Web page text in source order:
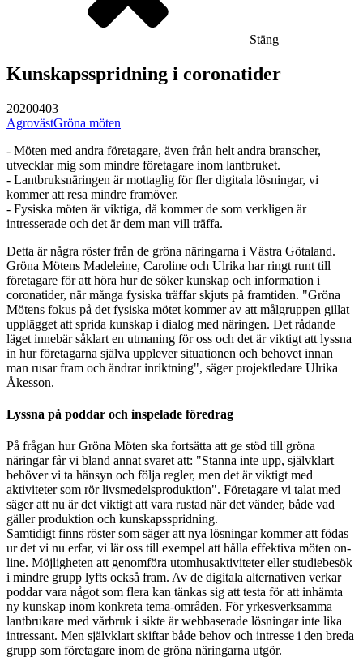
Stäng
Kunskapsspridning i coronatider
20200403
AgrovästGröna möten
- Möten med andra företagare, även från helt andra branscher,
utvecklar mig som mindre företagare inom lantbruket.
- Lantbruksnäringen är mottaglig för fler digitala lösningar, vi
kommer att resa mindre framöver.
- Fysiska möten är viktiga, då kommer de som verkligen är
intresserade och det är dem man vill träffa.
Detta är några röster från de gröna näringarna i Västra Götaland.
Gröna Mötens Madeleine, Caroline och Ulrika har ringt runt till
företagare för att höra hur de söker kunskap och information i
coronatider, när många fysiska träffar skjuts på framtiden. "Gröna
Mötens fokus på det fysiska mötet kommer av att målgruppen gillat
upplägget att sprida kunskap i dialog med näringen. Det rådande
läget innebär såklart en utmaning för oss och det är viktigt att lyssna
in hur företagarna själva upplever situationen och behovet innan
man rusar fram och ändrar inriktning", säger projektledare Ulrika
Åkesson.
Lyssna på poddar och inspelade föredrag
På frågan hur Gröna Möten ska fortsätta att ge stöd till gröna
näringar får vi bland annat svaret att: "Stanna inte upp, självklart
behöver vi ta hänsyn och följa regler, men det är viktigt med
aktiviteter som rör livsmedelsproduktion". Företagare vi talat med
säger att nu är det viktigt att vara rustad när det vänder, både vad
gäller produktion och kunskapsspridning.
Samtidigt finns röster som säger att nya lösningar kommer att födas
ur det vi nu erfar, vi lär oss till exempel att hålla effektiva möten on-
line. Möjligheten att genomföra utomhusaktiviteter eller studiebesök
i mindre grupp lyfts också fram. Av de digitala alternativen verkar
poddar vara något som flera kan tänkas sig att testa för att inhämta
ny kunskap inom konkreta tema-områden. För yrkesverksamma
lantbrukare med vårbruk i sikte är webbaserade lösningar inte lika
intressant. Men självklart skiftar både behov och intresse i den breda
grupp som företagare inom de gröna näringarna utgör.